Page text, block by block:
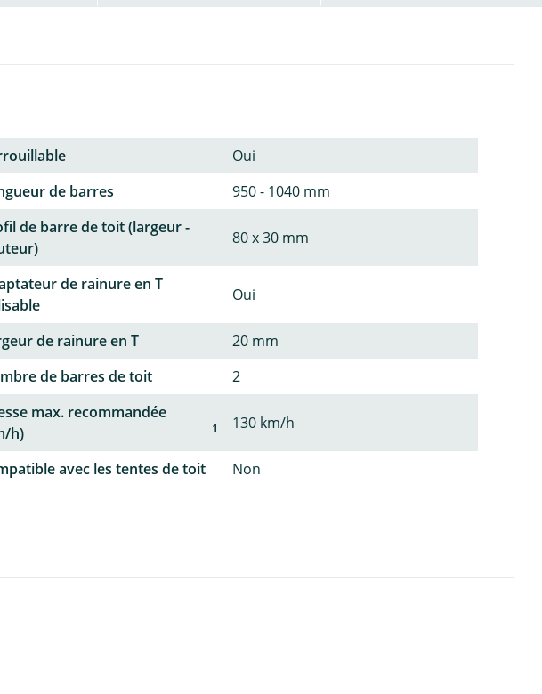
Oui
de barres
950 - 1040 mm
de barre de toit (largeur -
80 x 30 mm
de rainure en T
Oui
de rainure en T
20 mm
de barres de toit
2
max. recommandée
h)
1 130 km/h
avec les tentes de toit Non